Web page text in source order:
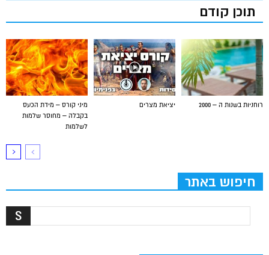
תוכן קודם
מיני קורס – מידת הכעס
בקבלה – מחוסר שלמות
לשלמות
יציאת מצרים רוחניות בשנות ה – 2000
חיפוש באתר